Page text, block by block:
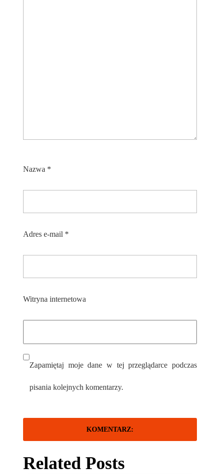
Nazwa *
Adres e-mail *
Witryna internetowa
Zapamiętaj moje dane w tej przeglądarce podczas
pisania kolejnych komentarzy.
Related Posts